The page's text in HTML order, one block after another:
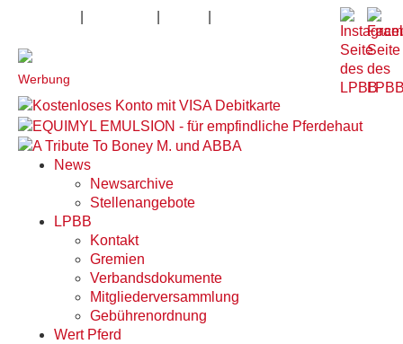
Werbung
News
Newsarchive
Stellenangebote
LPBB
Kontakt
Gremien
Verbandsdokumente
Mitgliederversammlung
Gebührenordnung
Wert Pferd